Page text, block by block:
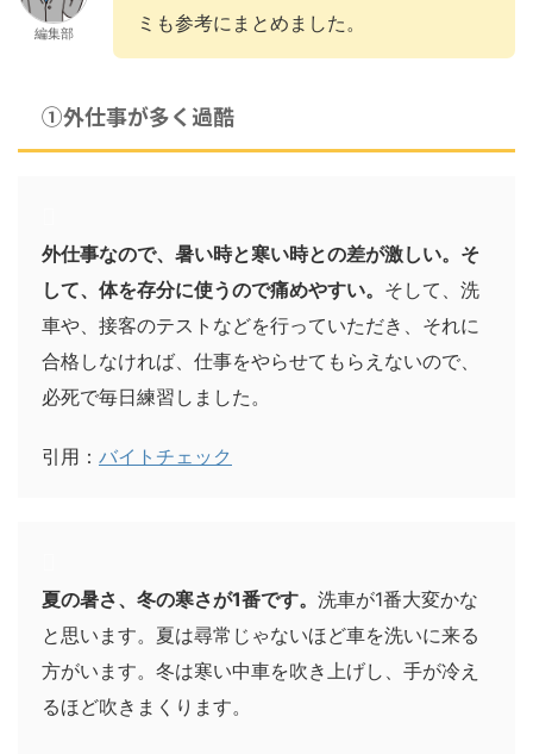
編集部
ミも参考にまとめました。
①外仕事が多く過酷
外仕事なので、暑い時と寒い時との差が激しい。そ
して、体を存分に使うので痛めやすい。 そして、洗
車や、接客のテストなどを行っていただき、それに
合格しなければ、仕事をやらせてもらえないので、
必死で毎日練習しました。
引用： バイトチェック
夏の暑さ、冬の寒さが1番です。 洗車が1番大変かな
と思います。夏は尋常じゃないほど車を洗いに来る
方がいます。冬は寒い中車を吹き上げし、手が冷え
るほど吹きまくります。